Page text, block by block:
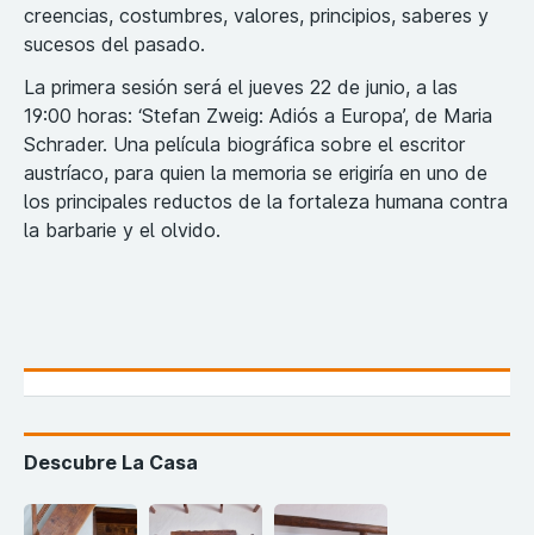
creencias, costumbres, valores, principios, saberes y
sucesos del pasado.
La primera sesión será el jueves 22 de junio, a las
19:00 horas: ‘Stefan Zweig: Adiós a Europa’, de Maria
Schrader. Una película biográfica sobre el escritor
austríaco, para quien la memoria se erigiría en uno de
los principales reductos de la fortaleza humana contra
la barbarie y el olvido.
Descubre La Casa